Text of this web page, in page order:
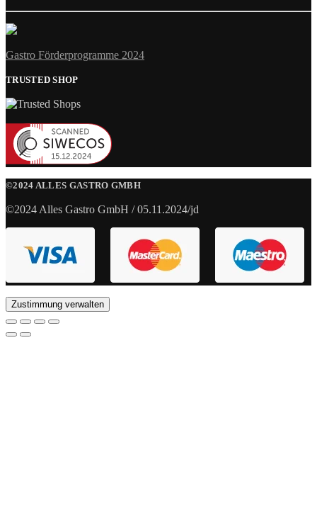
Gastro Förderprogramme 2024
TRUSTED SHOP
©2024 ALLES GASTRO GMBH
©2024 Alles Gastro GmbH / 05.11.2024/jd
Zustimmung verwalten